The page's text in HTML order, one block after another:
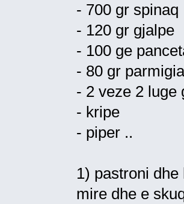
- 700 gr spinaq
- 120 gr gjalpe
- 100 ge
- 80 gr
- 2 veze 2 luge
- kripe
- piper ..
1) pastroni
mire dhe e